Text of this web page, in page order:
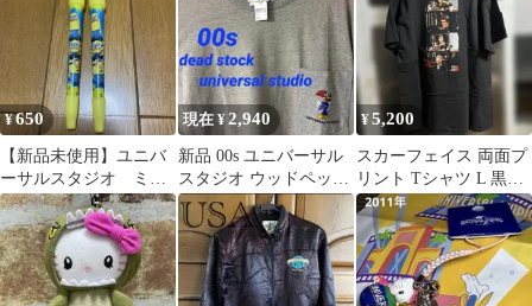
¥650
【新品未使用】ユニバ
ーサルスタジオ ミニ
オンズボールペン２つ
セット
現在 ¥2,940
新品 00s ユニバーサル
スタジオ ウッドペッカ
ー tシャツ グレー Lサ
イズ
¥5,200
スカーフェイス 両面プ
リント Tシャツ L 黒
Universal公式